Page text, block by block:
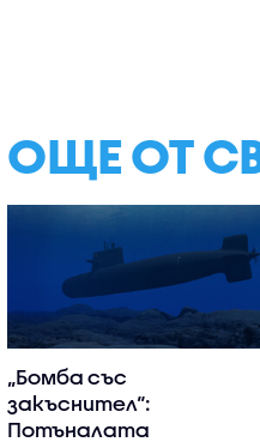
ОЩЕ ОТ
„Бомба със
закъснител“:
Потъналата